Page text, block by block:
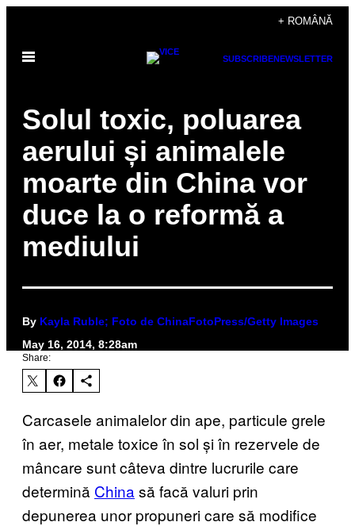
content
+ ROMÂNĂ
Open
SUBSCRIBENEWSLETTER
Solul toxic, poluarea
aerului și animalele
moarte din China vor
duce la o reformă a
mediului
By Kayla Ruble; Foto de ChinaFotoPress/Getty Images
May 16, 2014, 8:28am
Share:
Carcasele animalelor din ape, particule grele
în aer, metale toxice în sol și în rezervele de
mâncare sunt câteva dintre lucrurile care
determină China să facă valuri prin
depunerea unor propuneri care să modifice